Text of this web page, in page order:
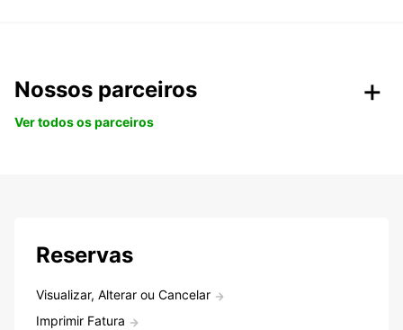
Nossos parceiros
Ver todos os parceiros
Reservas
Visualizar, Alterar ou Cancelar
Imprimir Fatura